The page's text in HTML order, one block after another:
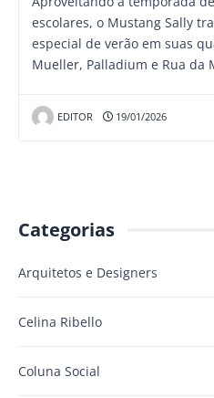
escolares, o Mustang Sally
especial de verão em suas
Mueller, Palladium e Rua da
EDITOR 19/01/2026
Categorias
Arquitetos e Designers
Celina Ribello
Coluna Social